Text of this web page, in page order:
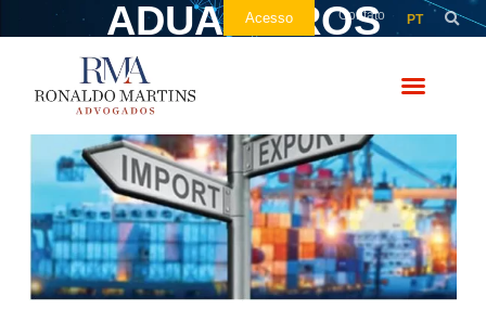
Acesso Contato PT
ADUANEIROS